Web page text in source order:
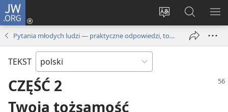
JW.ORG
Wybór
języka
Logowanie
(opens
new
window)
Szukaj
na
JW.ORG
Pytania młodych ludzi — praktyczne odpowiedzi, tom 1
TEKST
CZĘŚĆ 2
Twoja tożsamość